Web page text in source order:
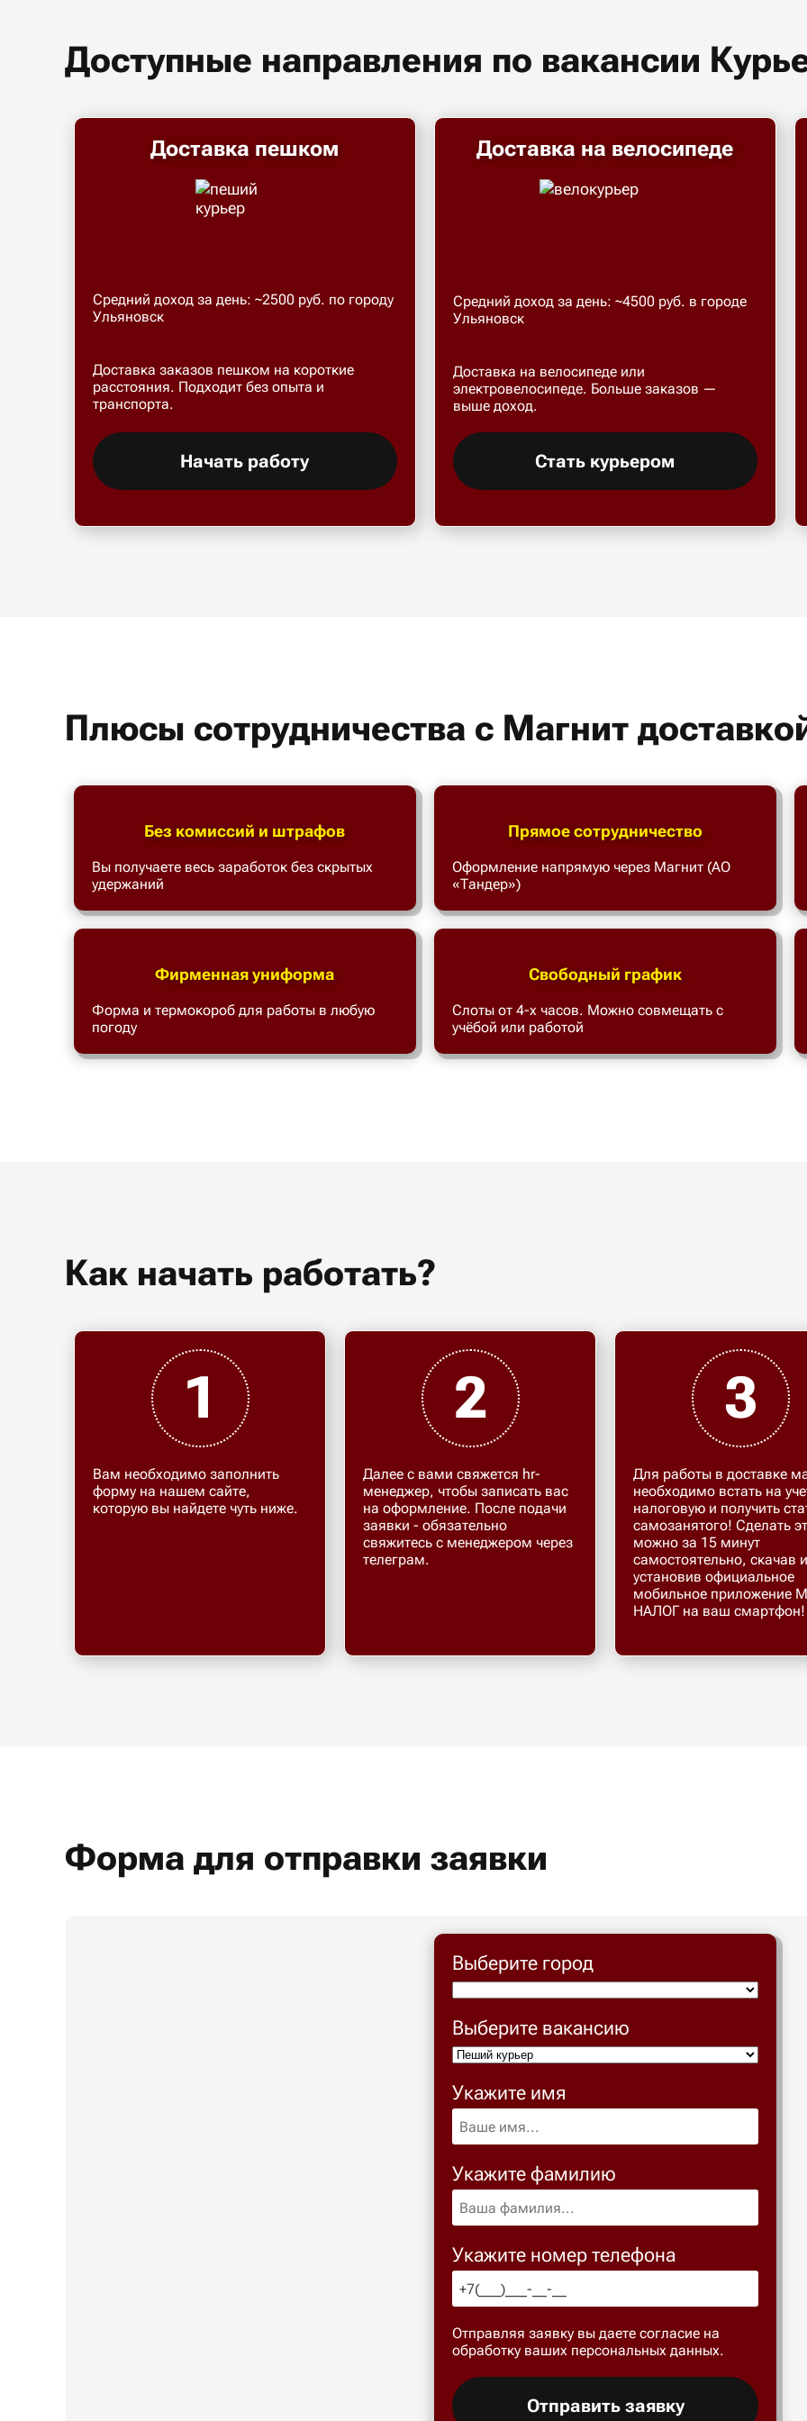
Доступные направления по вакансии
Доставка пешком
Средний доход за день: ~2500 руб. по городу
Ульяновск
Доставка заказов пешком на короткие
расстояния. Подходит без опыта и
транспорта.
Начать работу
Доставка на велосипеде
Средний доход за день: ~4500 руб. в городе
Ульяновск
Доставка на велосипеде или
электровелосипеде. Больше заказов —
выше доход.
Стать курьером
Плюсы сотрудничества с Магнит
Без комиссий и штрафов
Вы получаете весь заработок без скрытых
удержаний
Прямое сотрудничество
Оформление напрямую через Магнит (АО
«Тандер»)
Фирменная униформа
Форма и термокороб для работы в любую
погоду
Свободный график
Слоты от 4-х часов. Можно совмещать с
учёбой или работой
Как начать работать?
1
Вам необходимо заполнить
форму на нашем сайте,
которую вы найдете чуть ниже.
2
Далее с вами свяжется hr-
менеджер, чтобы записать вас
на оформление. После подачи
заявки - обязательно
свяжитесь с менеджером через
телеграм.
3
Для работы в доставке
необходимо встать на
налоговую и получить
самозанятого! Сделать
можно за 15 минут
самостоятельно, скачав и
установив официальное
мобильное приложение
НАЛОГ на ваш смартфон!
Форма для отправки заявки
Выберите город
Выберите вакансию
Укажите имя
Укажите фамилию
Укажите номер телефона
Отправляя заявку вы даете согласие на
обработку ваших персональных данных.
Отправить заявку